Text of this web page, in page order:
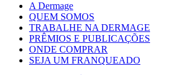
A Dermage
QUEM SOMOS
TRABALHE NA DERMAGE
PRÊMIOS E PUBLICAÇÕES
ONDE COMPRAR
SEJA UM FRANQUEADO